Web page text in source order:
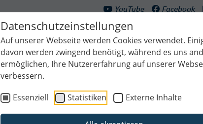
Datenschutzeinstellungen
Auf unserer Webseite werden Cookies verwendet.
davon werden zwingend benötigt, während es uns
ermöglichen, Ihre Nutzererfahrung auf unserer
verbessern.
Essenziell
Statistiken Externe Inhalte
YouTube Facebook